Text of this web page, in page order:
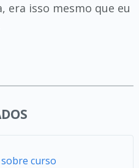
era isso mesmo que eu
curso